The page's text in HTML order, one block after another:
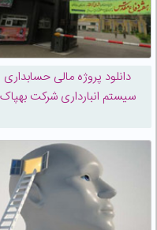
دانلود پروژه مالی حسابداری
سیستم انبارداری شرکت بهپاک